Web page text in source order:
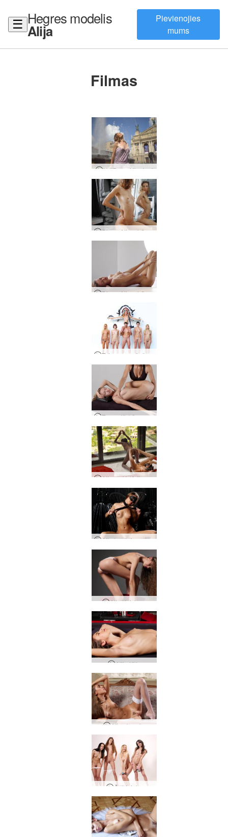
☰ Hegres modelis
Alija
Pievienojies
mums
Filmas
Veltījums Ukrainai
Diena Aljas dzīvē - paplašinātā versija
Diena Aljas dzīvē, Kijevā, Ukrainā
Taizemes ražošana
Terapeitiskā sporta masāža
Alja un Valērija aizkulisēs
Alja tumšais eņģelis
Alja Knickers
Alija Kičs
Alja - baroks
Četrinieks